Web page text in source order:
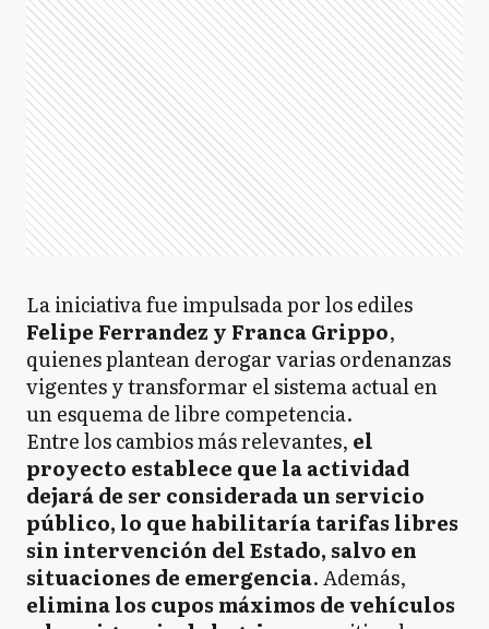
La iniciativa fue impulsada por los ediles
Felipe Ferrandez y Franca Grippo,
quienes plantean derogar varias ordenanzas
vigentes y transformar el sistema actual en
un esquema de libre competencia.
Entre los cambios más relevantes, el
proyecto establece que la actividad
dejará de ser considerada un servicio
público, lo que habilitaría tarifas libres
sin intervención del Estado, salvo en
situaciones de emergencia. Además,
elimina los cupos máximos de vehículos